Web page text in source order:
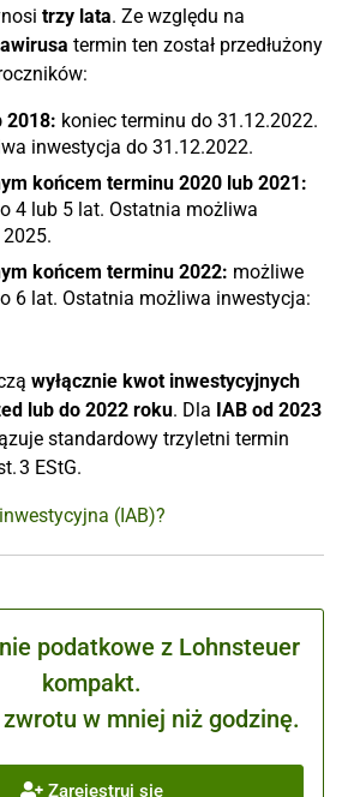
trzy lata. Ze względu na
termin ten został przedłużony
2018: koniec terminu do 31.12.2022.
inwestycja do 31.12.2022.
końcem terminu 2020 lub 2021:
4 lub 5 lat. Ostatnia możliwa
końcem terminu 2022: możliwe
6 lat. Ostatnia możliwa inwestycja:
wyłącznie kwot inwestycyjnych
lub do 2022 roku. Dla IAB od 2023
standardowy trzyletni termin
3 EStG.
(IAB)?
podatkowe z Lohnsteuer
kompakt.
w mniej niż godzinę.
Zarejestruj się